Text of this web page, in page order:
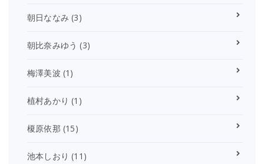
朝日ななみ (3)
朝比奈みゆう (3)
梅澤美波 (1)
植村あかり (1)
榎原依那 (15)
池本しおり (11)